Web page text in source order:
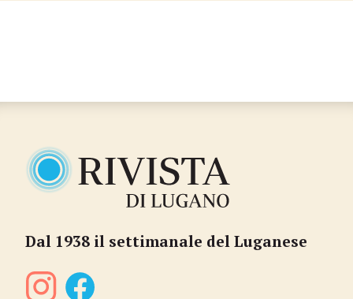
Dal 1938 il settimanale del Luganese